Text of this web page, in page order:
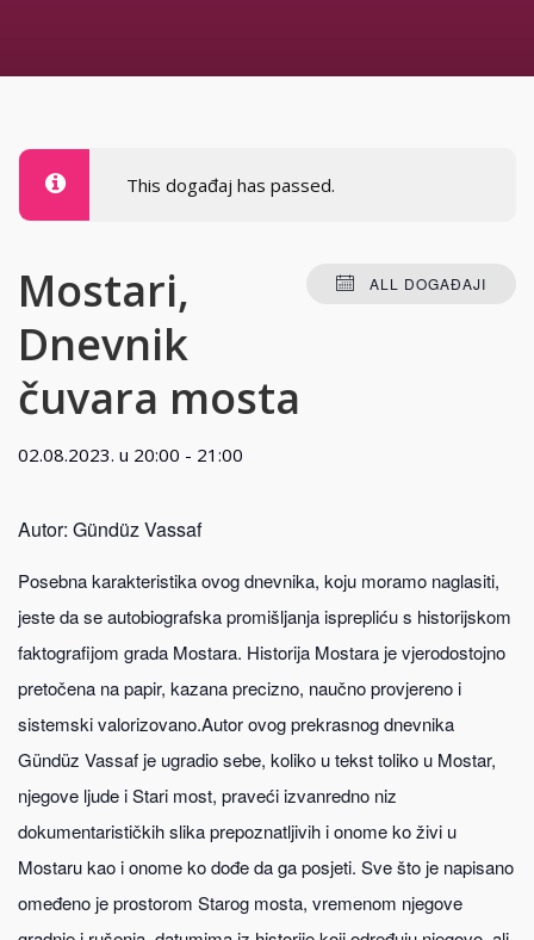
This događaj has passed.
ALL DOGAĐAJI
Mostari,
Dnevnik
čuvara mosta
02.08.2023. u 20:00 - 21:00
Autor: Gündüz Vassaf
Posebna karakteristika ovog dnevnika, koju moramo naglasiti,
jeste da se autobiografska promišljanja isprepliću s historijskom
faktografijom grada Mostara. Historija Mostara je vjerodostojno
pretočena na papir, kazana precizno, naučno provjereno i
sistemski valorizovano.Autor ovog prekrasnog dnevnika
Gündüz Vassaf je ugradio sebe, koliko u tekst toliko u Mostar,
njegove ljude i Stari most, praveći izvanredno niz
dokumentarističkih slika prepoznatljivih i onome ko živi u
Mostaru kao i onome ko dođe da ga posjeti. Sve što je napisano
omeđeno je prostorom Starog mosta, vremenom njegove